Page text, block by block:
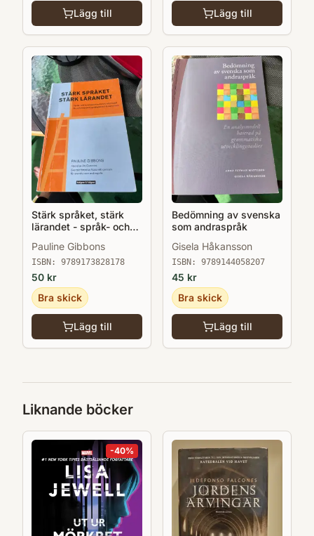
Lägg till Lägg till
Stärk språket, stärk
lärandet - språk- och
arbetssätt för och med
andraspråkselever i
klassrummet
Pauline Gibbons
ISBN: 9789173828178
50 kr
Bra skick
Lägg till
Bedömning av svenska
som andraspråk
Gisela Håkansson
ISBN: 9789144058207
45 kr
Bra skick
Lägg till
Liknande böcker
-40%